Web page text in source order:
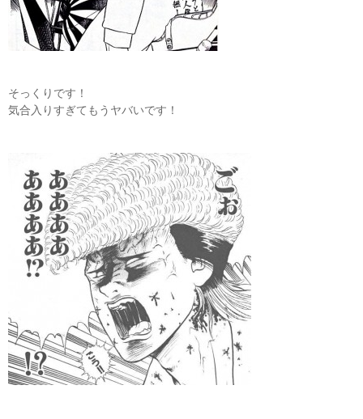
そっくりです！
気合入りすぎてもうヤバいです！